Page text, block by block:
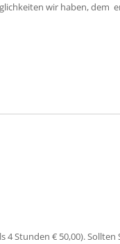
wir haben, dem
Stunden € 50,00).